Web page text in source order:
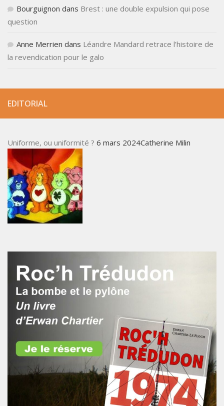
Bourguignon dans Brest : une double expulsion qui pose
question
Anne Merrien dans Léandre Mandard retrace l’histoire de
la revendication pour le galo
EDITORIAL
Uniforme, ou uniformité ? 6 mars 2024Catherine Milin